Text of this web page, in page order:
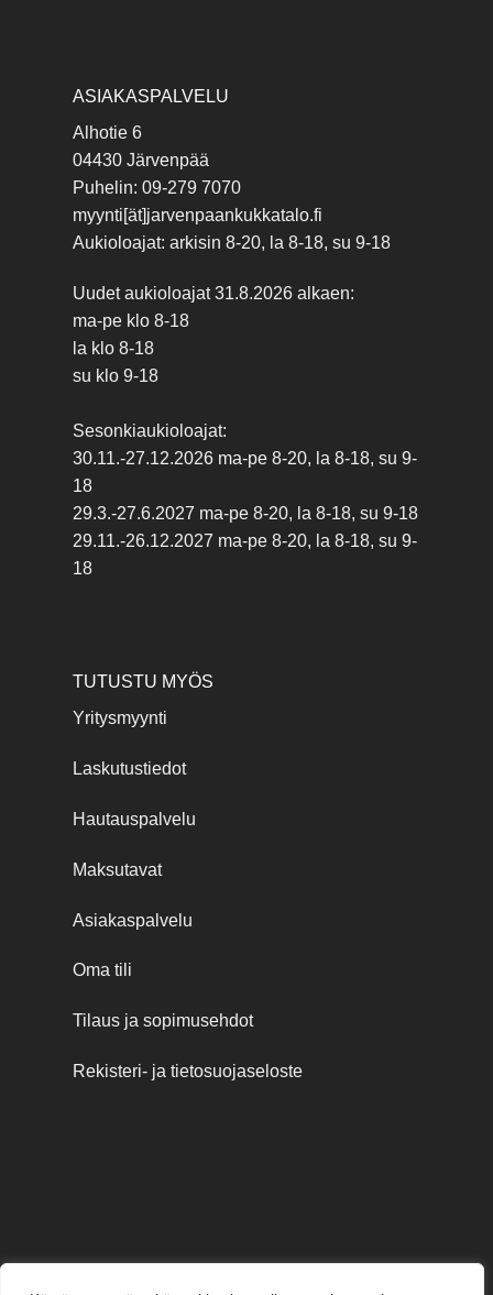
ASIAKASPALVELU
Alhotie 6
04430 Järvenpää
Puhelin: 09-279 7070
myynti[ät]jarvenpaankukkatalo.fi
Aukioloajat: arkisin 8-20, la 8-18, su 9-18
Uudet aukioloajat 31.8.2026 alkaen:
ma-pe klo 8-18
la klo 8-18
su klo 9-18
Sesonkiaukioloajat:
30.11.-27.12.2026 ma-pe 8-20, la 8-18, su 9-
18
29.3.-27.6.2027 ma-pe 8-20, la 8-18, su 9-18
29.11.-26.12.2027 ma-pe 8-20, la 8-18, su 9-
18
TUTUSTU MYÖS
Yritysmyynti
Laskutustiedot
Hautauspalvelu
Maksutavat
Asiakaspalvelu
Oma tili
Tilaus ja sopimusehdot
Rekisteri- ja tietosuojaseloste